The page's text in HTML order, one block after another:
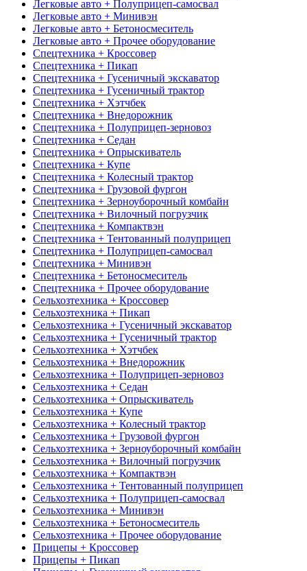
Легковые авто + Полуприцеп-самосвал
Легковые авто + Минивэн
Легковые авто + Бетоносмеситель
Легковые авто + Прочее оборудование
Спецтехника + Кроссовер
Спецтехника + Пикап
Спецтехника + Гусеничный экскаватор
Спецтехника + Гусеничный трактор
Спецтехника + Хэтчбек
Спецтехника + Внедорожник
Спецтехника + Полуприцеп-зерновоз
Спецтехника + Седан
Спецтехника + Опрыскиватель
Спецтехника + Купе
Спецтехника + Колесный трактор
Спецтехника + Грузовой фургон
Спецтехника + Зерноуборочный комбайн
Спецтехника + Вилочный погрузчик
Спецтехника + Компактвэн
Спецтехника + Тентованный полуприцеп
Спецтехника + Полуприцеп-самосвал
Спецтехника + Минивэн
Спецтехника + Бетоносмеситель
Спецтехника + Прочее оборудование
Сельхозтехника + Кроссовер
Сельхозтехника + Пикап
Сельхозтехника + Гусеничный экскаватор
Сельхозтехника + Гусеничный трактор
Сельхозтехника + Хэтчбек
Сельхозтехника + Внедорожник
Сельхозтехника + Полуприцеп-зерновоз
Сельхозтехника + Седан
Сельхозтехника + Опрыскиватель
Сельхозтехника + Купе
Сельхозтехника + Колесный трактор
Сельхозтехника + Грузовой фургон
Сельхозтехника + Зерноуборочный комбайн
Сельхозтехника + Вилочный погрузчик
Сельхозтехника + Компактвэн
Сельхозтехника + Тентованный полуприцеп
Сельхозтехника + Полуприцеп-самосвал
Сельхозтехника + Минивэн
Сельхозтехника + Бетоносмеситель
Сельхозтехника + Прочее оборудование
Прицепы + Кроссовер
Прицепы + Пикап